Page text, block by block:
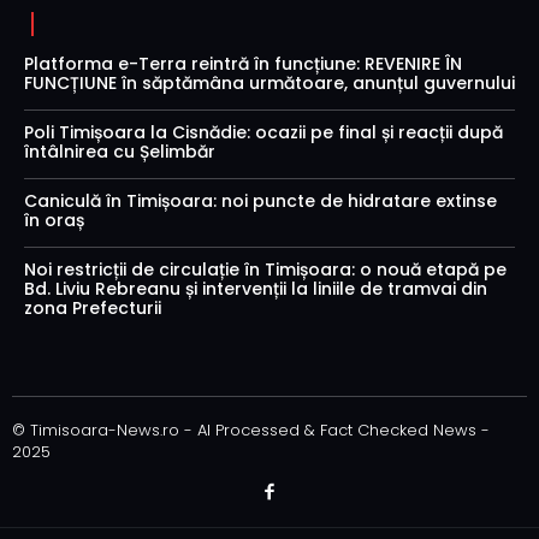
Platforma e-Terra reintră în funcțiune: REVENIRE ÎN
FUNCȚIUNE în săptămâna următoare, anunțul guvernului
Poli Timișoara la Cisnădie: ocazii pe final și reacții după
întâlnirea cu Șelimbăr
Caniculă în Timișoara: noi puncte de hidratare extinse
în oraș
Noi restricții de circulație în Timișoara: o nouă etapă pe
Bd. Liviu Rebreanu și intervenții la liniile de tramvai din
zona Prefecturii
© Timisoara-News.ro - AI Processed & Fact Checked News -
2025